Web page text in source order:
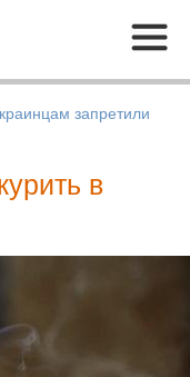
Меню
запретили
в